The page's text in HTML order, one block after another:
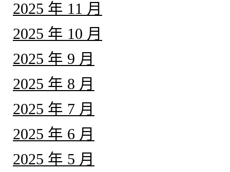
2025 年 11 月
2025 年 10 月
2025 年 9 月
2025 年 8 月
2025 年 7 月
2025 年 6 月
2025 年 5 月